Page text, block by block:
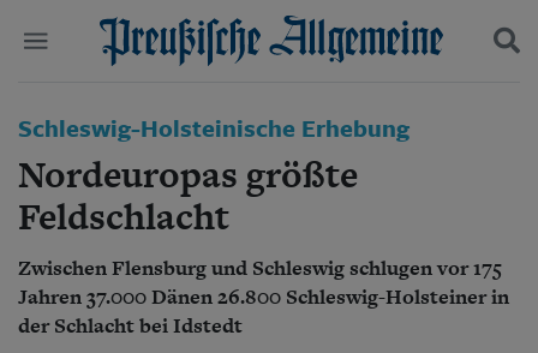
Politik
Wirtschaft
Panorama
Gesellschaft
Leben
Geschichte
Ostpreußen
Pommern
Suchen und finden
Schleswig-Holsteinische Erhebung
Nordeuropas größte
Feldschlacht
Zwischen Flensburg und Schleswig schlugen vor 175
Jahren 37.000 Dänen 26.800 Schleswig-Holsteiner in
der Schlacht bei Idstedt